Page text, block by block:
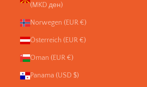
(MKD ден)
Norwegen (EUR €)
Österreich (EUR €)
Oman (EUR €)
Panama (USD $)